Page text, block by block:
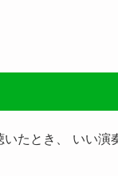
たとき、 いい演